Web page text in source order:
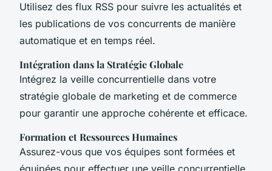
Utilisez des flux RSS pour suivre les actualités et
les publications de vos concurrents de manière
automatique et en temps réel.
Intégration dans la Stratégie Globale
Intégrez la veille concurrentielle dans votre
stratégie globale de marketing et de commerce
pour garantir une approche cohérente et efficace.
Formation et Ressources Humaines
Assurez-vous que vos équipes sont formées et